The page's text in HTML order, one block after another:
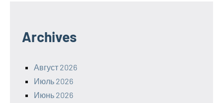
Archives
Август 2026
Июль 2026
Июнь 2026